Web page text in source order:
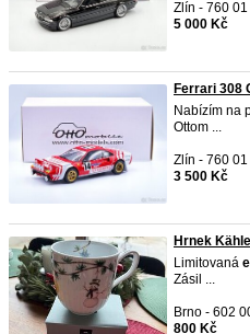
Zlín - 760 01
5 000 Kč
Ferrari 308
Nabízím na
Ottom ...
Zlín - 760 01
3 500 Kč
Hrnek
Limitovaná
Zásil ...
Brno - 602
800 Kč